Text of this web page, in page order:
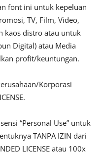
font ini untuk kepeluan
TV, Film, Video,
kaos distro atau untuk
Digital) atau Media
profit/keuntungan.
Korporasi
“Personal Use” untuk
TANPA IZIN dari
LICENSE atau 100x